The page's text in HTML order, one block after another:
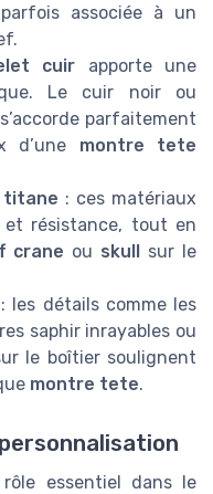
associée à un
cuir apporte une
Le cuir noir ou
parfaitement
d’une montre tete
titane : ces matériaux
résistance, tout en
crane ou skull sur le
: les détails comme les
saphir inrayables ou
le boîtier soulignent
montre tete.
essentiel dans le